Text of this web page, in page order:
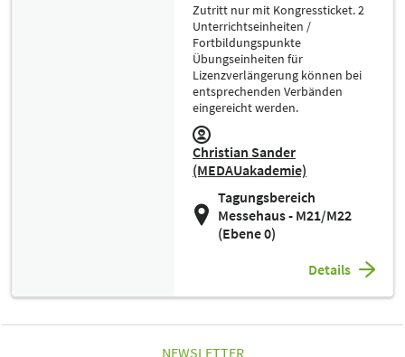
Zutritt nur mit Kongressticket. 2
Unterrichtseinheiten /
Fortbildungspunkte
Übungseinheiten für
Lizenzverlängerung können bei
entsprechenden Verbänden
eingereicht werden.
Christian Sander
(MEDAUakademie)
Tagungsbereich
Messehaus - M21/M22
(Ebene 0)
Details
NEWSLETTER